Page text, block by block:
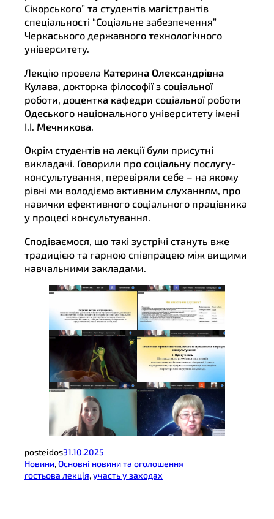
Сікорського” та студентів магістрантів
спеціальності “Соціальне забезпечення”
Черкаського державного технологічного
університету.
Лекцію провела Катерина Олександрівна
Кулава , докторка філософії з соціальної
роботи, доцентка кафедри соціальної роботи
Одеського національного університету імені
І.І. Мечникова.
Окрім студентів на лекції були присутні
викладачі. Говорили про соціальну послугу-
консультування, перевіряли себе – на якому
рівні ми володіємо активним слуханням, про
навички ефективного соціального працівника
у процесі консультування.
Сподіваємося, що такі зустрічі стануть вже
традицією та гарною співпрацею між вищими
навчальними закладами.
posteidos31.10.2025
Новини, Основні новини та оголошення
гостьова лекція, участь у заходах